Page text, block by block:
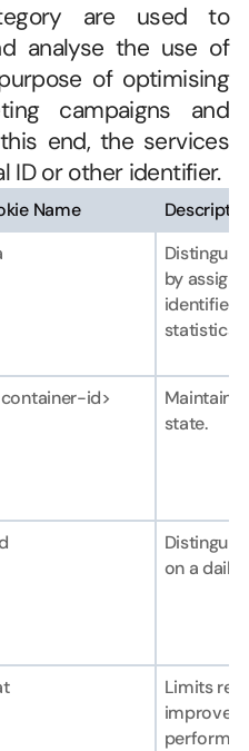
are used to
analyse the use of
of optimising
campaigns and
end, the services
ID or other identifier.
Name
by
identifier
statistical
id>
Maintains
state.
on a daily
Limits
improve